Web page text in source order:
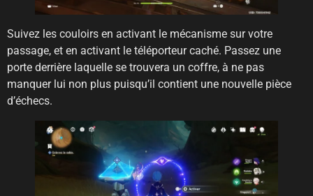
Suivez les couloirs en activant le mécanisme sur votre
passage, et en activant le téléporteur caché. Passez une
porte derrière laquelle se trouvera un coffre, à ne pas
manquer lui non plus puisqu’il contient une nouvelle pièce
d’échecs.